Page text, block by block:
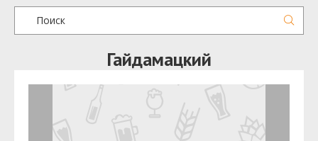
Гайдамацкий